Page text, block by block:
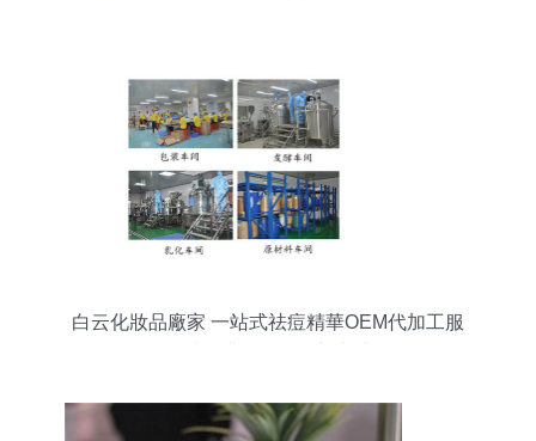
白云化妝品廠家 一站式祛痘精華OEM代加工服